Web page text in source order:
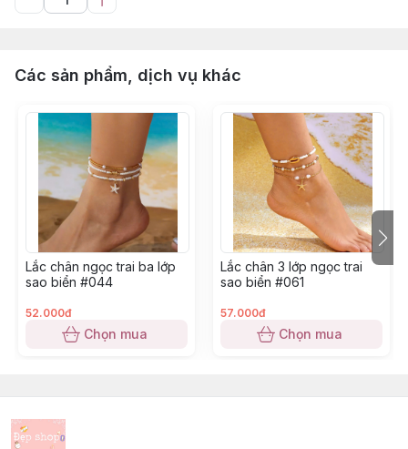
Các sản phẩm, dịch vụ khác
Lắc chân ngọc trai ba lớp
sao biển #044
52.000đ
Chọn mua
Lắc chân 3 lớp ngọc trai
sao biển #061
57.000đ
Chọn mua